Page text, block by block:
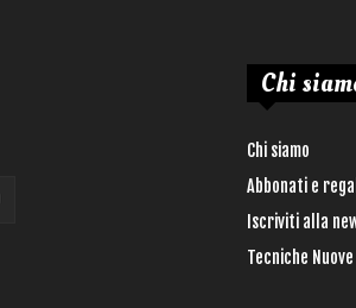
Chi
Chi siamo
Abbonati e
Iscriviti alla
Tecniche Nuove